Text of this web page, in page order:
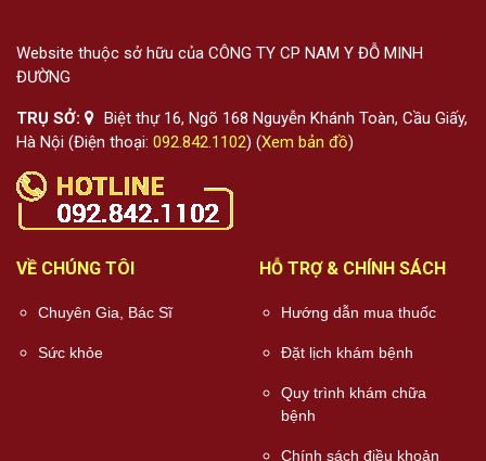
Website thuộc sở hữu của CÔNG TY CP NAM Y ĐỖ MINH
ĐƯỜNG
TRỤ SỞ:
Biệt thự 16, Ngõ 168 Nguyễn Khánh Toàn, Cầu Giấy,
Hà Nội (Điện thoại: 092.842.1102) (Xem bản đồ)
VỀ CHÚNG TÔI
Chuyên Gia, Bác Sĩ
Sức khỏe
HỖ TRỢ & CHÍNH SÁCH
Hướng dẫn mua thuốc
Đặt lịch khám bệnh
Quy trình khám chữa
bệnh
Chính sách điều khoản